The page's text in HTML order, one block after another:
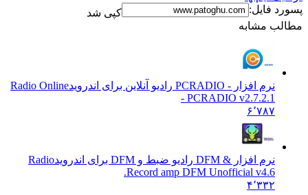
فایل:
کپی شد
مشابه
نرم افزار - PCRADIO رادیو آنلاین برای اندروید
Radio Online
- PCRADIO v2.7.2.1
نرم افزار & DFM رادیو ضبط و DFM برای اندروید
Radio
Record amp DFM Unofficial v4.6.